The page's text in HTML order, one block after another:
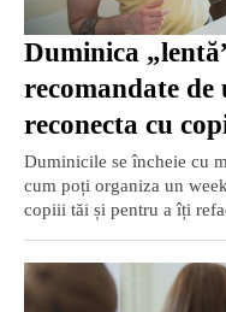
Duminica
recomandate
reconecta cu
Duminicile se încheie cu
cum poți organiza un
copiii tăi și pentru a îți